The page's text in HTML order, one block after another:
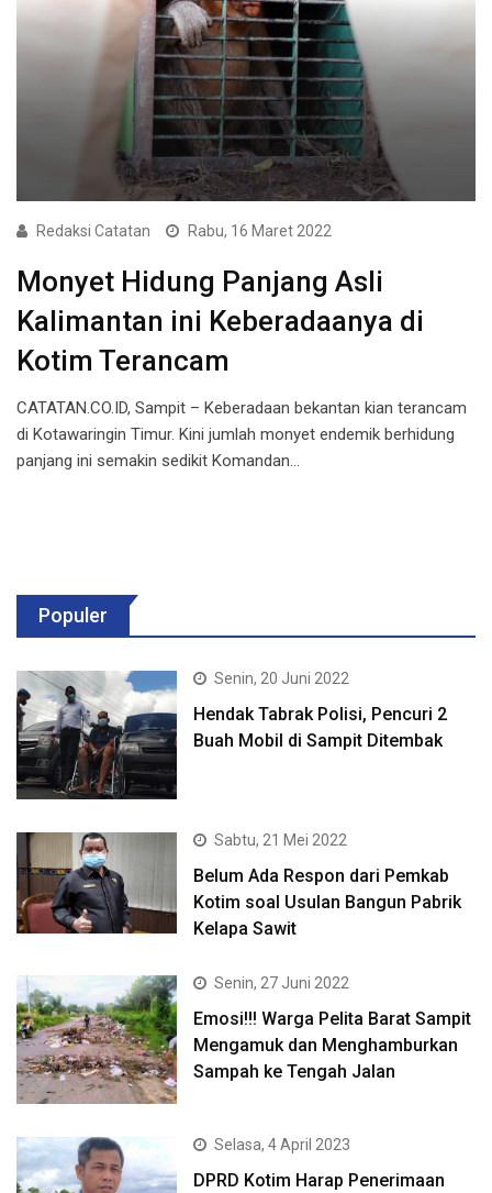
Redaksi Catatan Rabu, 16 Maret 2022
Monyet Hidung Panjang Asli
Kalimantan ini Keberadaanya di
Kotim Terancam
CATATAN.CO.ID, Sampit – Keberadaan bekantan kian terancam
di Kotawaringin Timur. Kini jumlah monyet endemik berhidung
panjang ini semakin sedikit Komandan…
Populer
Senin, 20 Juni 2022
Hendak Tabrak Polisi, Pencuri 2
Buah Mobil di Sampit Ditembak
Sabtu, 21 Mei 2022
Belum Ada Respon dari Pemkab
Kotim soal Usulan Bangun Pabrik
Kelapa Sawit
Senin, 27 Juni 2022
Emosi!!! Warga Pelita Barat Sampit
Mengamuk dan Menghamburkan
Sampah ke Tengah Jalan
Selasa, 4 April 2023
DPRD Kotim Harap Penerimaan